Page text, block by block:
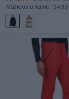
Mažiausia kaina: